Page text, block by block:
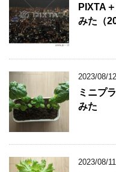
PIXTA
みた（
2023/08/12
ミニプ
みた
2023/08/11